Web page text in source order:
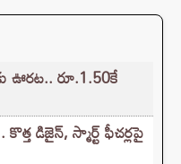
ఊరట.. రూ.1.50కే
డిజైన్, స్మార్ట్ ఫీచర్లపై